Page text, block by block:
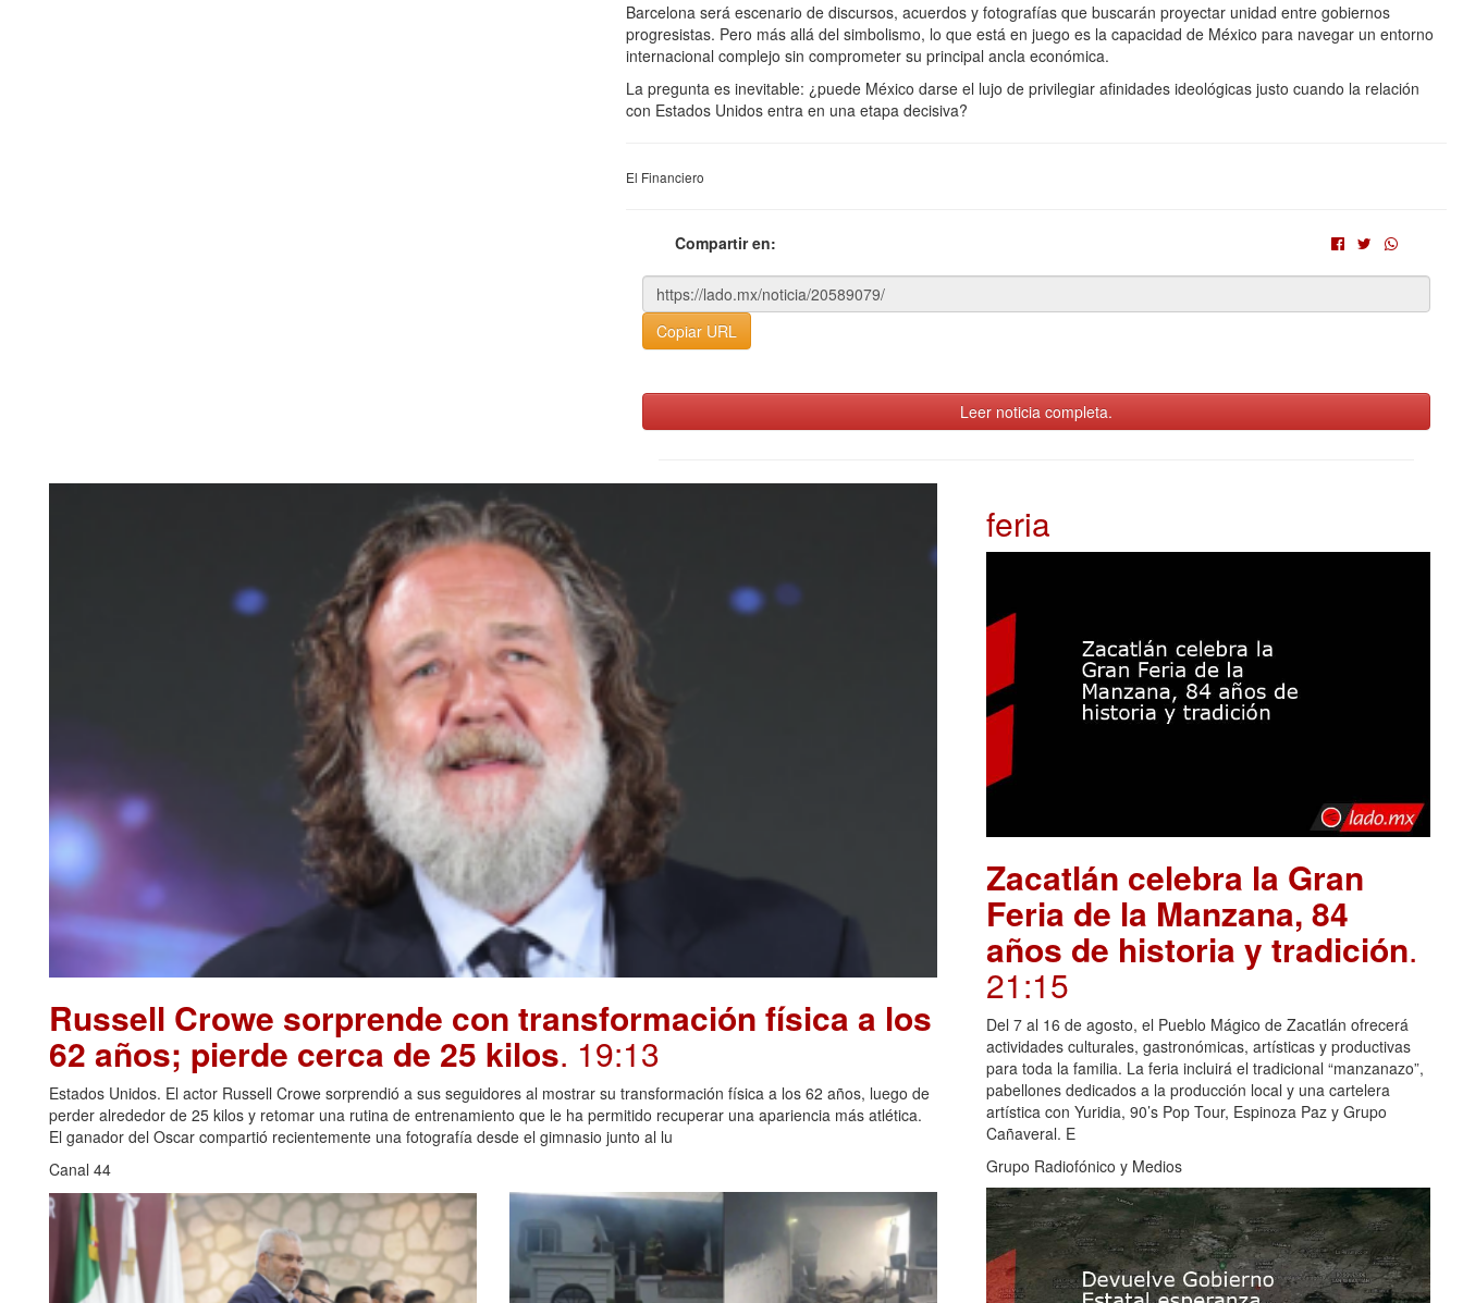
Barcelona será escenario de discursos, acuerdos y fotografías que buscarán proyectar unidad entre gobiernos
progresistas. Pero más allá del simbolismo, lo que está en juego es la capacidad de México para navegar un entorno
internacional complejo sin comprometer su principal ancla económica.
La pregunta es inevitable: ¿puede México darse el lujo de privilegiar afinidades ideológicas justo cuando la relación
con Estados Unidos entra en una etapa decisiva?
El Financiero
Compartir en:
Copiar URL
Leer noticia completa.
Russell Crowe sorprende con transformación física a los
62 años; pierde cerca de 25 kilos. 19:13
Estados Unidos. El actor Russell Crowe sorprendió a sus seguidores al mostrar su transformación física a los 62 años, luego de
perder alrededor de 25 kilos y retomar una rutina de entrenamiento que le ha permitido recuperar una apariencia más atlética.
El ganador del Oscar compartió recientemente una fotografía desde el gimnasio junto al lu
Canal 44
feria
Zacatlán celebra la Gran
Feria de la Manzana, 84
años de historia y tradición.
21:15
Del 7 al 16 de agosto, el Pueblo Mágico de Zacatlán ofrecerá
actividades culturales, gastronómicas, artísticas y productivas
para toda la familia. La feria incluirá el tradicional “manzanazo”,
pabellones dedicados a la producción local y una cartelera
artística con Yuridia, 90’s Pop Tour, Espinoza Paz y Grupo
Cañaveral. E
Grupo Radiofónico y Medios